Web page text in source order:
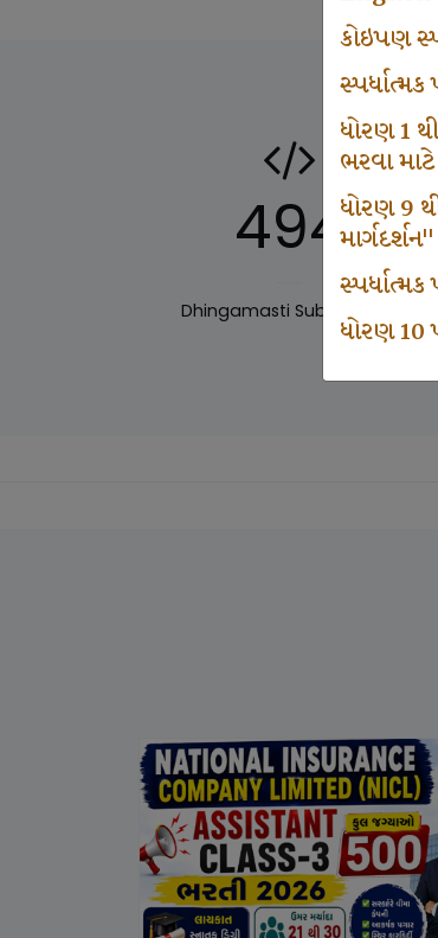
કોઇપણ
ધોરણ 1
ભરવા માટે
ધોરણ 9
ધોરણ 10
494
Dhingamasti Subscription